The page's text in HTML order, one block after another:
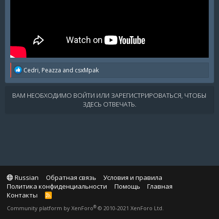
R
a
c
t
Cedri, Peazza and csxMpak
ВАМ НЕОБХОДИМО ВОЙТИ ИЛИ ЗАРЕГИСТРИРОВАТЬСЯ, ЧТОБЫ
ЗДЕСЬ ОТВЕЧАТЬ.
Russian Обратная связь
Условия и правила
Политика конфиденциальности
Помощь
Главная
Контакты
R
S
Community platform by XenForo® © 2010-2021 XenForo Ltd.